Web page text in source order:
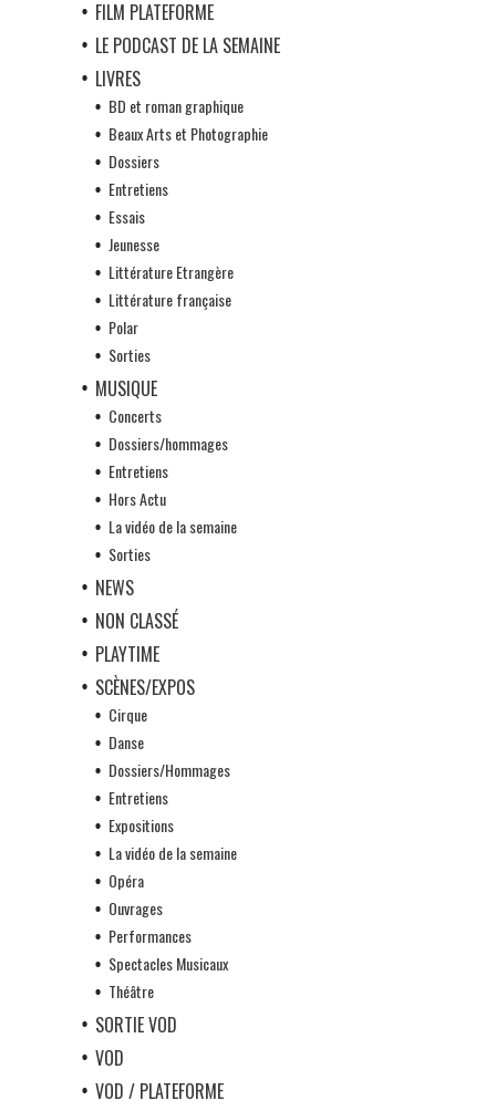
FILM PLATEFORME
LE PODCAST DE LA SEMAINE
LIVRES
BD et roman graphique
Beaux Arts et Photographie
Dossiers
Entretiens
Essais
Jeunesse
Littérature Etrangère
Littérature française
Polar
Sorties
MUSIQUE
Concerts
Dossiers/hommages
Entretiens
Hors Actu
La vidéo de la semaine
Sorties
NEWS
NON CLASSÉ
PLAYTIME
SCÈNES/EXPOS
Cirque
Danse
Dossiers/Hommages
Entretiens
Expositions
La vidéo de la semaine
Opéra
Ouvrages
Performances
Spectacles Musicaux
Théâtre
SORTIE VOD
VOD
VOD / PLATEFORME